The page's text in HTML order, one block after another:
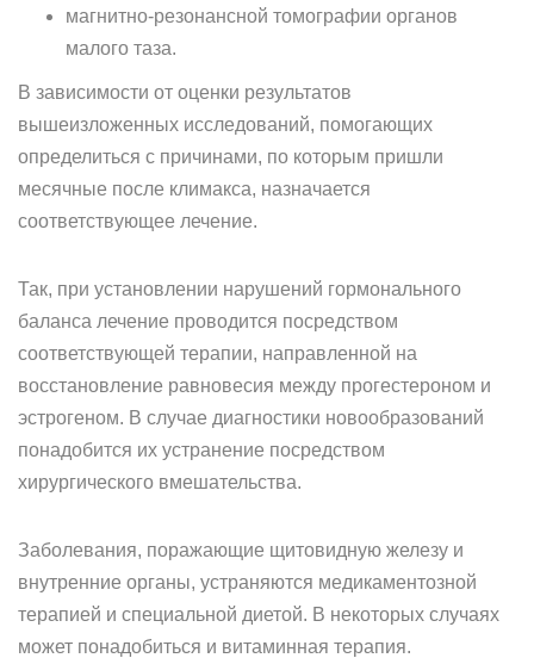
магнитно-резонансной томографии органов
малого таза.
В зависимости от оценки результатов
вышеизложенных исследований, помогающих
определиться с причинами, по которым пришли
месячные после климакса, назначается
соответствующее лечение.
Так, при установлении нарушений гормонального
баланса лечение проводится посредством
соответствующей терапии, направленной на
восстановление равновесия между прогестероном и
эстрогеном. В случае диагностики новообразований
понадобится их устранение посредством
хирургического вмешательства.
Заболевания, поражающие щитовидную железу и
внутренние органы, устраняются медикаментозной
терапией и специальной диетой. В некоторых случаях
может понадобиться и витаминная терапия.